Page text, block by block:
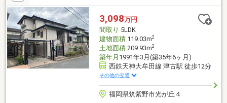
3,098万円
間取り 5LDK
建物面積119.03m2
土地面積209.93m2
築年月 1991年3月(築35年6ヶ月)
西鉄天神大牟田線 津古駅 徒歩12分
その他の交通
福岡県筑紫野市光が丘４